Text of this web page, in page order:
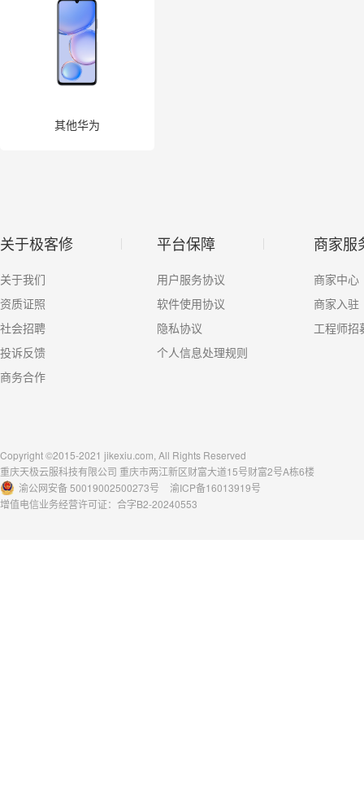
其他华为
关于极客修
关于我们
资质证照
社会招聘
投诉反馈
商务合作
平台保障
用户服务协议
软件使用协议
隐私协议
个人信息处理规则
商家服
商家中心
商家入驻
工程师招
Copyright ©2015-2021 jikexiu.com, All Rights Reserved
重庆天极云服科技有限公司 重庆市两江新区财富大道15号财富2号A栋6楼
渝公网安备 50019002500273号
渝ICP备16013919号
增值电信业务经营许可证：合字B2-20240553